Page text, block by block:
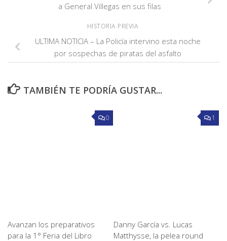
a General Villegas en sus filas
HISTORIA PREVIA
ULTIMA NOTICIA – La Policía intervino esta noche
por sospechas de piratas del asfalto
TAMBIÉN TE PODRÍA GUSTAR...
0
Avanzan los preparativos
para la 1° Feria del Libro
1
Danny García vs. Lucas
Matthysse, la pelea round